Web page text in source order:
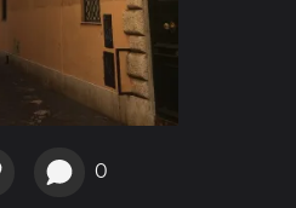
0